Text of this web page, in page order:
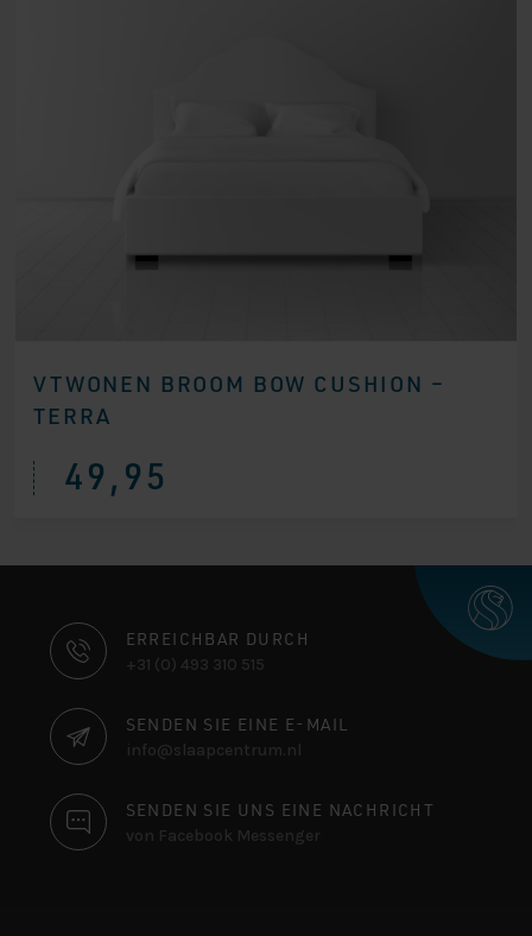
VTWONEN BROOM BOW CUSHION –
TERRA
49,95
KONTAKTINFORMATIONEN
ERREICHBAR DURCH
+31 (0) 493 310 515
SENDEN SIE EINE E-MAIL
info@slaapcentrum.nl
SENDEN SIE UNS EINE NACHRICHT
von Facebook Messenger